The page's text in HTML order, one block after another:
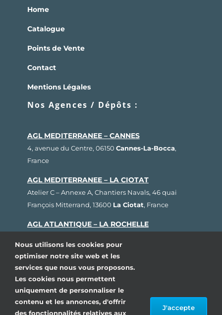
Home
Catalogue
Points de Vente
Contact
Mentions Légales
Nos Agences / Dépôts :
AGL MEDITERRANEE – CANNES
4, avenue du Centre, 06150 Cannes-La-Bocca,
France
AGL MEDITERRANEE – LA CIOTAT
Atelier C – Annexe A, Chantiers Navals, 46 quai
François Mitterrand, 13600 La Ciotat, France
AGL ATLANTIQUE – LA ROCHELLE
Rochelle, France
AGL BRETAGNE – LORIENT
1, rue Cdt L’Herminier, Bloc K2, 56100
France
AGL SUD OUEST – ARCACHON
Nous utilisons les cookies pour
optimiser notre site web et les
services que nous vous proposons.
Les cookies nous permettent
uniquement de personnaliser le
contenu et les annonces, d'offrir
des fonctionnalités relatives aux
J'accepte